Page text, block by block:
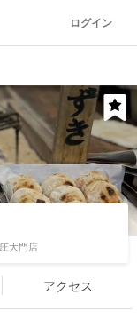
ログイン
大門店
アクセス